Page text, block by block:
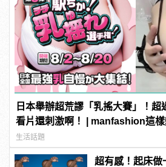
日本舉辦超荒謬「乳搖大賽」！超
看片還刺激啊！ | manfashion這樣
生活話題
超有感！起床做